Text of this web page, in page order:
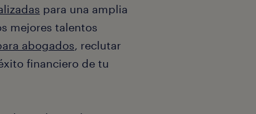
para una amplia
mejores talentos
abogados, reclutar
financiero de tu